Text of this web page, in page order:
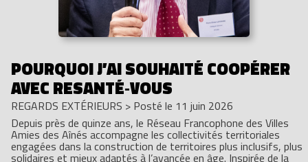
POURQUOI J’AI SOUHAITÉ COOPÉRER
AVEC RESANTÉ‑VOUS
REGARDS EXTÉRIEURS > Posté le 11 juin 2026
Depuis près de quinze ans, le Réseau Francophone des Villes
Amies des Aînés accompagne les collectivités territoriales
engagées dans la construction de territoires plus inclusifs, plus
solidaires et mieux adaptés à l’avancée en âge. Inspirée de la